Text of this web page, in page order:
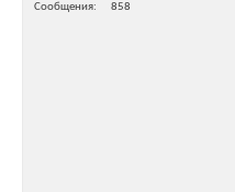
Сообщения
858